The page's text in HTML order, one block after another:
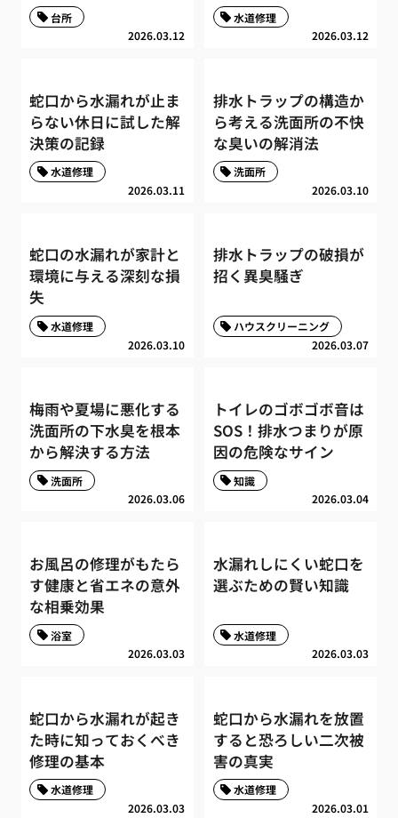
2026.03.12
台所
2026.03.12
水道修理
蛇口から水漏れが止ま
らない休日に試した解
決策の記録
2026.03.11
水道修理
排水トラップの構造か
ら考える洗面所の不快
な臭いの解消法
2026.03.10
洗面所
蛇口の水漏れが家計と
環境に与える深刻な損
失
2026.03.10
水道修理
排水トラップの破損が
招く異臭騒ぎ
2026.03.07
ハウスクリーニング
梅雨や夏場に悪化する
洗面所の下水臭を根本
から解決する方法
2026.03.06
洗面所
トイレのゴボゴボ音は
SOS！排水つまりが原
因の危険なサイン
2026.03.04
知識
お風呂の修理がもたら
す健康と省エネの意外
な相乗効果
2026.03.03
浴室
水漏れしにくい蛇口を
選ぶための賢い知識
2026.03.03
水道修理
蛇口から水漏れが起き
た時に知っておくべき
修理の基本
2026.03.03
水道修理
蛇口から水漏れを放置
すると恐ろしい二次被
害の真実
2026.03.01
水道修理